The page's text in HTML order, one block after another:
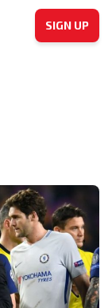
SIGN UP